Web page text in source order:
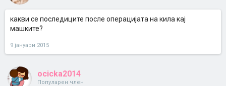
какви се последиците после операцијата на кила кај
машките?
9 јануари 2015
ocicka2014
Популарен член